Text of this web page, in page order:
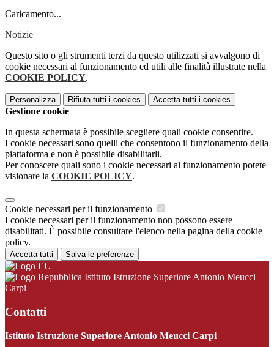
Caricamento...
Notizie
Questo sito o gli strumenti terzi da questo utilizzati si avvalgono di
cookie necessari al funzionamento ed utili alle finalità illustrate nella
COOKIE POLICY.
Personalizza Rifiuta tutti i cookies Accetta tutti i cookies
Gestione cookie
In questa schermata è possibile scegliere quali cookie consentire.
I cookie necessari sono quelli che consentono il funzionamento della
piattaforma e non è possibile disabilitarli.
Per conoscere quali sono i cookie necessari al funzionamento potete
visionare la COOKIE POLICY.
Cookie necessari per il funzionamento
I cookie necessari per il funzionamento non possono essere
disabilitati. È possibile consultare l'elenco nella pagina della cookie
policy.
Accetta tutti Salva le preferenze
Istituto Istruzione Superiore Antonio Meucci
Carpi
Contatti
Istituto Istruzione Superiore Antonio Meucci Carpi